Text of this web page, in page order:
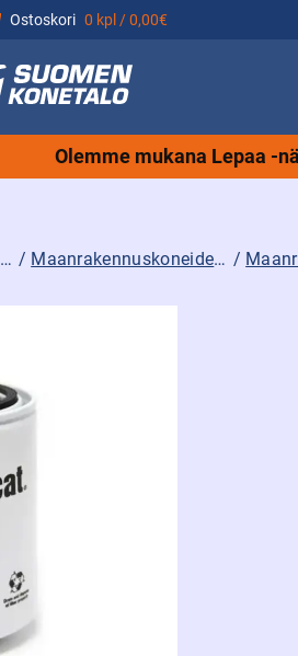
Ostoskori 0 kpl /0,00€
Olemme mukana Lepaa
Trukkien ja maanrakennuskoneiden tarvikkeet sekä varaosat ja lisävarusteet / Maanrakennuskoneiden varaosat sekä lisävarusteet ja tarvikkeet /